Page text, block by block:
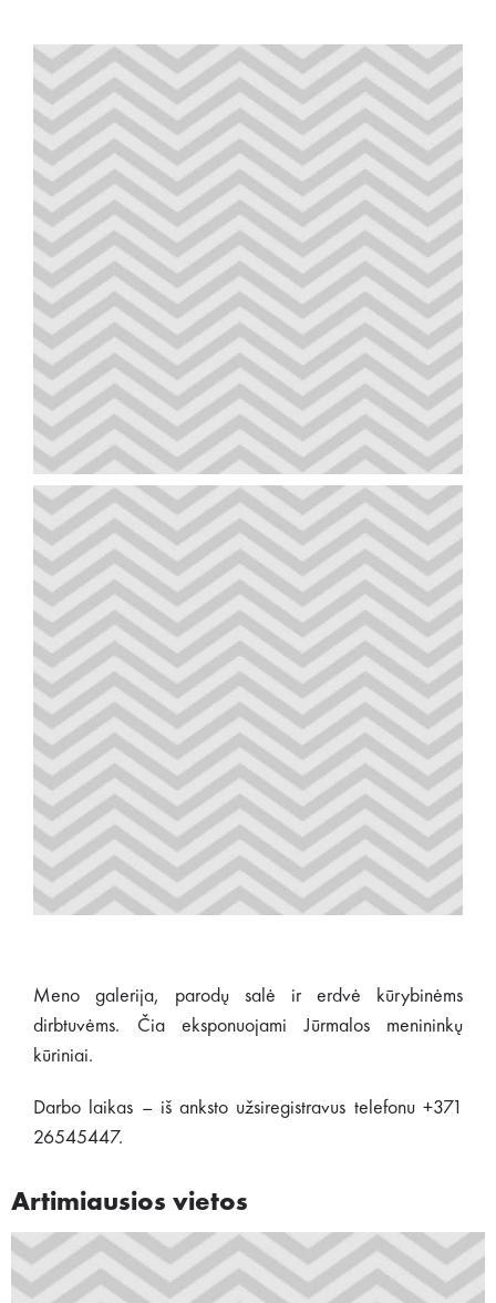
Meno galerija, parodų salė ir erdvė kūrybinėms
dirbtuvėms. Čia eksponuojami Jūrmalos menininkų
kūriniai.
Darbo laikas – iš anksto užsiregistravus telefonu +371
26545447.
Artimiausios vietos